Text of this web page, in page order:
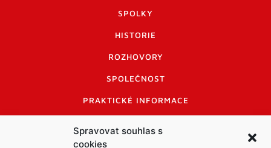
Spravovat souhlas s
cookies
SPOLKY
HISTORIE
ROZHOVORY
SPOLEČNOST
PRAKTICKÉ INFORMACE
INFORMACE A KODEX DISKUTUJÍCÍCH